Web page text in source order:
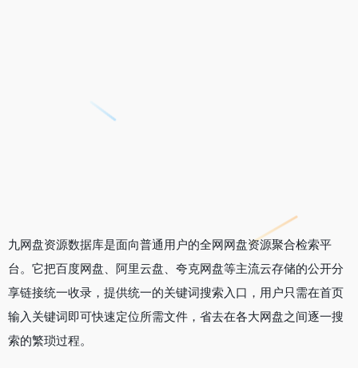
九网盘资源数据库是面向普通用户的全网网盘资源聚合检索平
台。它把百度网盘、阿里云盘、夸克网盘等主流云存储的公开分
享链接统一收录，提供统一的关键词搜索入口，用户只需在首页
输入关键词即可快速定位所需文件，省去在各大网盘之间逐一搜
索的繁琐过程。